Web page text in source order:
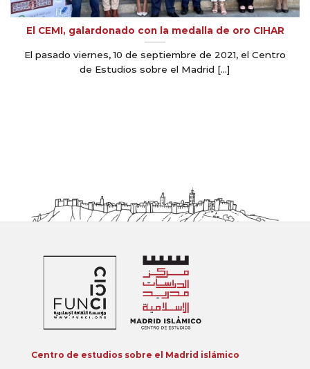
El CEMI, galardonado con la medalla de oro CIHAR
El pasado viernes, 10 de septiembre de 2021, el Centro
de Estudios sobre el Madrid [...]
Centro de estudios sobre el Madrid islámico